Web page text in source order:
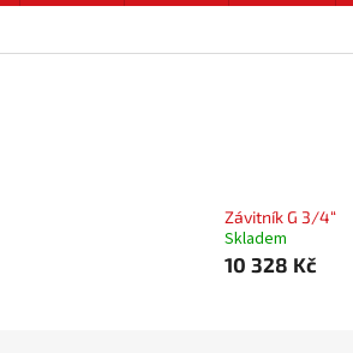
Závitník G 3/4“
Skladem
10 328 Kč